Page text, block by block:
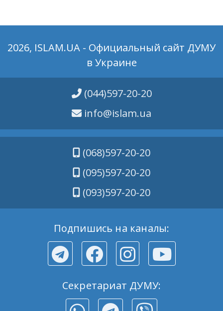
2026, ISLAM.UA - Официальный сайт ДУМУ
в Украине
(044)597-20-20
info@islam.ua
(068)597-20-20
(095)597-20-20
(093)597-20-20
Подпишись на каналы:
Секретариат ДУМУ: